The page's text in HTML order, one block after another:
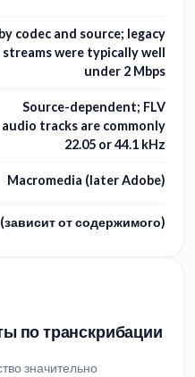
codec and source; legacy
streams were typically well
under 2 Mbps
Source-dependent; FLV
audio tracks are commonly
22.05 or 44.1 kHz
Macromedia (later Adobe)
от содержимого)
по транскрибации
значительно